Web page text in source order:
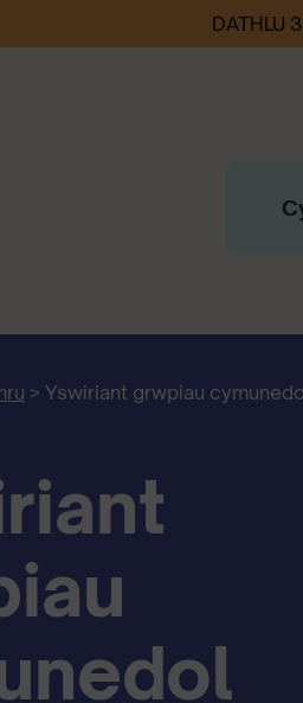
DATHLU
> Yswiriant grwpiau